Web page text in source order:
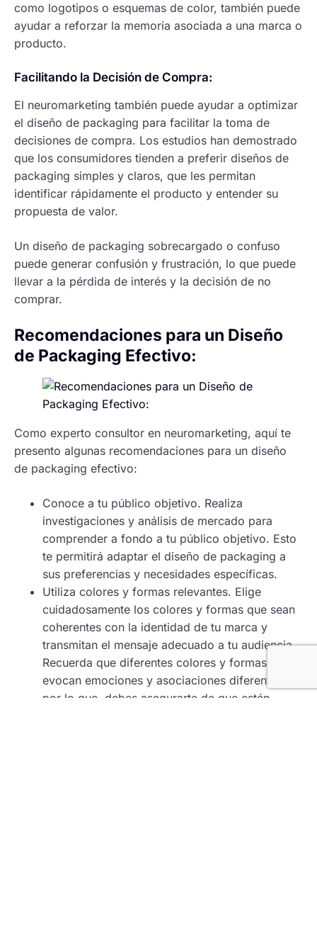
como logotipos o esquemas de color, también puede
ayudar a reforzar la memoria asociada a una marca o
producto.
Facilitando la Decisión de Compra:
El neuromarketing también puede ayudar a optimizar
el diseño de packaging para facilitar la toma de
decisiones de compra. Los estudios han demostrado
que los consumidores tienden a preferir diseños de
packaging simples y claros, que les permitan
identificar rápidamente el producto y entender su
propuesta de valor.
Un diseño de packaging sobrecargado o confuso
puede generar confusión y frustración, lo que puede
llevar a la pérdida de interés y la decisión de no
comprar.
Recomendaciones para un Diseño
de Packaging Efectivo:
Como experto consultor en neuromarketing, aquí te
presento algunas recomendaciones para un diseño
de packaging efectivo:
Conoce a tu público objetivo. Realiza
investigaciones y análisis de mercado para
comprender a fondo a tu público objetivo. Esto
te permitirá adaptar el diseño de packaging a
sus preferencias y necesidades específicas.
Utiliza colores y formas relevantes. Elige
cuidadosamente los colores y formas que sean
coherentes con la identidad de tu marca y
transmitan el mensaje adecuado a tu audiencia.
Recuerda que diferentes colores y formas
evocan emociones y asociaciones diferentes;
por lo que, debes asegurarte de que estén